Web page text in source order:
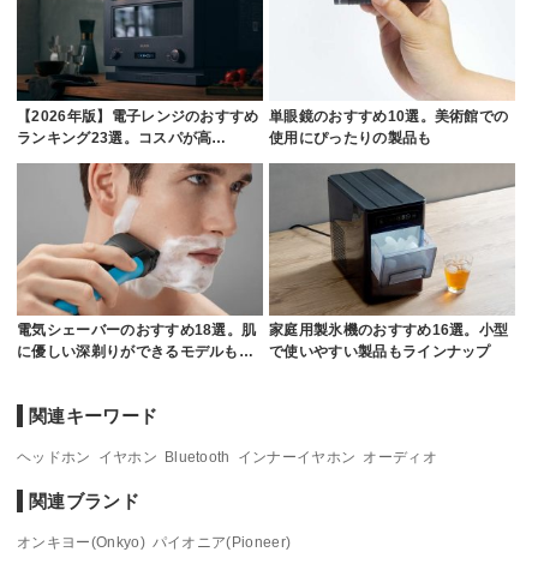
【2026年版】電子レンジのおすすめ
ランキング23選。コスパが高…
単眼鏡のおすすめ10選。美術館での
使用にぴったりの製品も
電気シェーバーのおすすめ18選。肌
に優しい深剃りができるモデルも…
家庭用製氷機のおすすめ16選。小型
で使いやすい製品もラインナップ
関連キーワード
ヘッドホン イヤホン Bluetooth インナーイヤホン オーディオ
関連ブランド
オンキヨー(Onkyo) パイオニア(Pioneer)